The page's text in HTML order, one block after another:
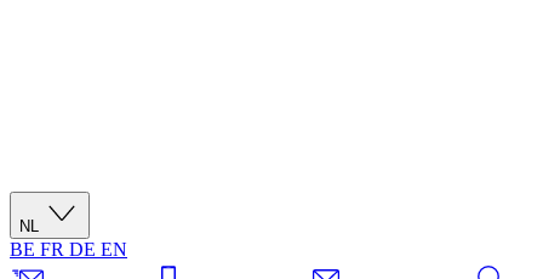
NL
BE FR DE EN